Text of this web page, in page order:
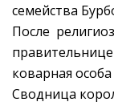
семейства
После
коварная
Сводница